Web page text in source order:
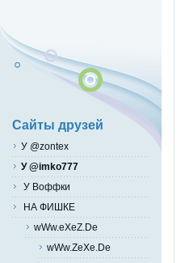
Сайты друзей
У @zontex
У @imko777
У Воффки
НА ФИШКЕ
wWw.eXeZ.De
wWw.ZeXe.De